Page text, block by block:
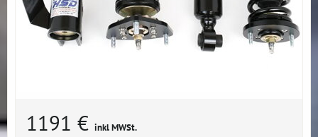
1191 € inkl MWSt.